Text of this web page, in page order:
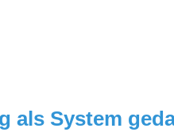
als System